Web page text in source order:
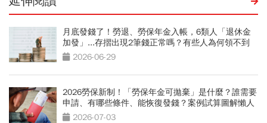
月底發錢了！勞退、勞保年金入帳，6類人「退休金
加發」...存摺出現2筆錢正常嗎？有些人為何領不到
2026-06-29
2026勞保新制！「勞保年金可拋棄」是什麼？誰需要
申請、有哪些條件、能恢復發錢？案例試算圖解懶人
包 2026-07-03